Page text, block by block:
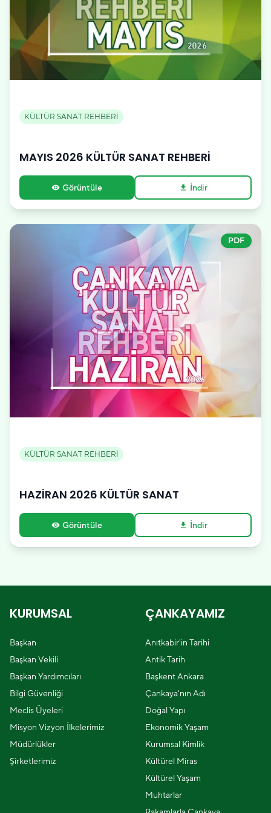
KÜLTÜR SANAT REHBERİ
MAYIS 2026 KÜLTÜR SANAT REHBERİ
visibility Görüntüle download İndir
PDF
KÜLTÜR SANAT REHBERİ
HAZİRAN 2026 KÜLTÜR SANAT
visibility Görüntüle download İndir
KURUMSAL
Başkan
Başkan Vekili
Başkan Yardımcıları
Bilgi Güvenliği
Meclis Üyeleri
Misyon Vizyon İlkelerimiz
Müdürlükler
Şirketlerimiz
ÇANKAYAMIZ
Anıtkabir'in Tarihi
Antik Tarih
Başkent Ankara
Çankaya'nın Adı
Doğal Yapı
Ekonomik Yaşam
Kurumsal Kimlik
Kültürel Miras
Kültürel Yaşam
Muhtarlar